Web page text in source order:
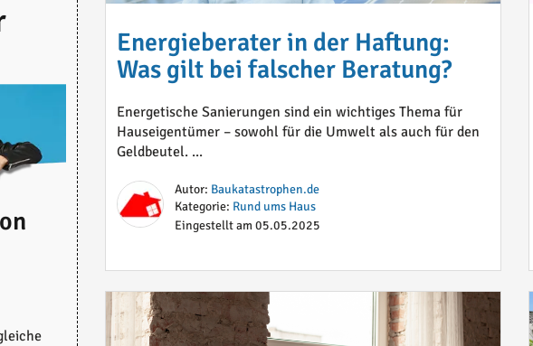
Energieberater in der Haftung:
Was gilt bei falscher Beratung?
Energetische Sanierungen sind ein wichtiges Thema für
Hauseigentümer – sowohl für die Umwelt als auch für den
Geldbeutel. ...
Autor: Baukatastrophen.de
Kategorie: Rund ums Haus
Eingestellt am 05.05.2025